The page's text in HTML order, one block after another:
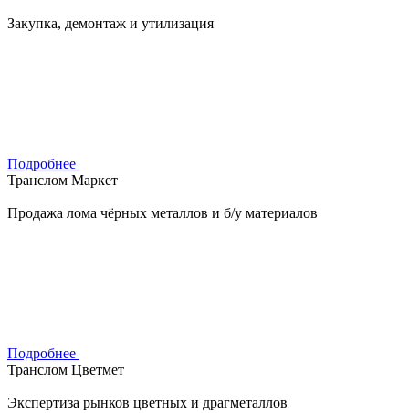
Закупка, демонтаж и утилизация
Подробнее
Транслом Маркет
Продажа лома чёрных металлов и б/у материалов
Подробнее
Транслом Цветмет
Экспертиза рынков цветных и драгметаллов